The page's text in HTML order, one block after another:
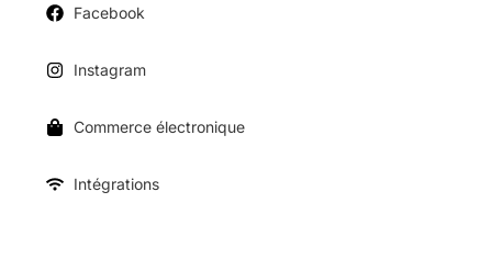
Facebook
Instagram
Commerce électronique
Intégrations